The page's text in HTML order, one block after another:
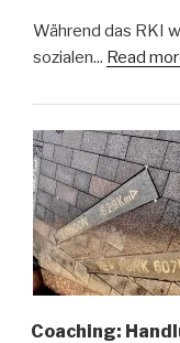
Während das RKI
sozialen... Read
Coaching: